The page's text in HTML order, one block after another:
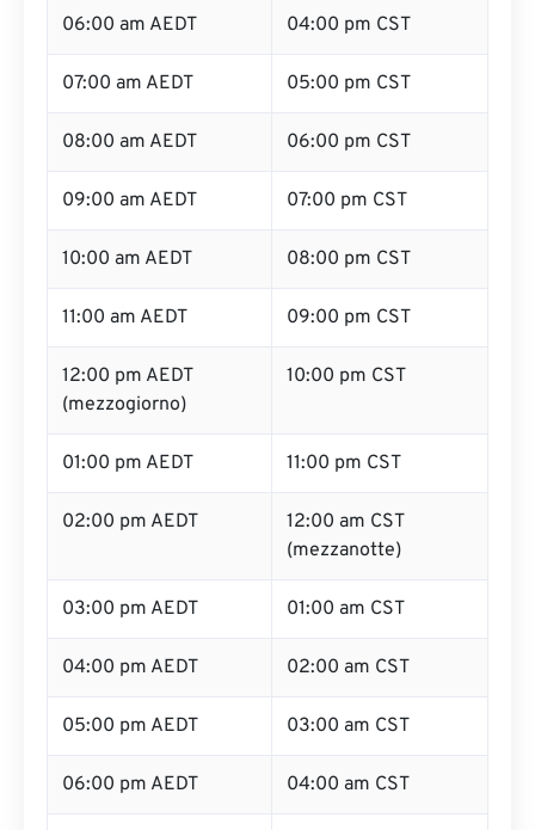
06:00 am AEDT 04:00 pm CST
07:00 am AEDT 05:00 pm CST
08:00 am AEDT 06:00 pm CST
09:00 am AEDT 07:00 pm CST
10:00 am AEDT 08:00 pm CST
11:00 am AEDT 09:00 pm CST
12:00 pm AEDT
(mezzogiorno)
10:00 pm CST
01:00 pm AEDT 11:00 pm CST
02:00 pm AEDT
12:00 am CST
(mezzanotte)
03:00 pm AEDT 01:00 am CST
04:00 pm AEDT 02:00 am CST
05:00 pm AEDT 03:00 am CST
06:00 pm AEDT 04:00 am CST